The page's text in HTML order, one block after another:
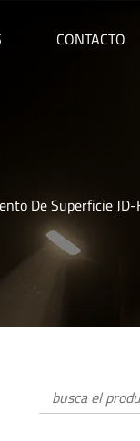
CONTACTO
De Superficie